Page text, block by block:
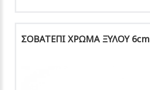
ΣΟΒΑΤΕΠΙ ΧΡΩΜΑ ΞΥΛΟΥ 6cm